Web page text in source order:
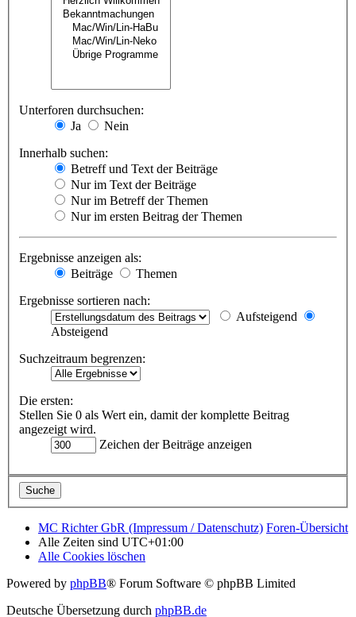
Unterforen durchsuchen:
Ja
Nein
Innerhalb suchen:
Betreff und Text der Beiträge
Nur im Text der Beiträge
Nur im Betreff der Themen
Nur im ersten Beitrag der Themen
Ergebnisse anzeigen als:
Beiträge
Themen
Ergebnisse sortieren nach:
Aufsteigend
Absteigend
Suchzeitraum begrenzen:
Die ersten:
Stellen Sie 0 als Wert ein, damit der komplette Beitrag
angezeigt wird.
Zeichen der Beiträge anzeigen
MC Richter GbR (Impressum / Datenschutz) Foren-Übersicht
Alle Zeiten sind UTC+01:00
Alle Cookies löschen
Powered by phpBB® Forum Software © phpBB Limited
Deutsche Übersetzung durch phpBB.de